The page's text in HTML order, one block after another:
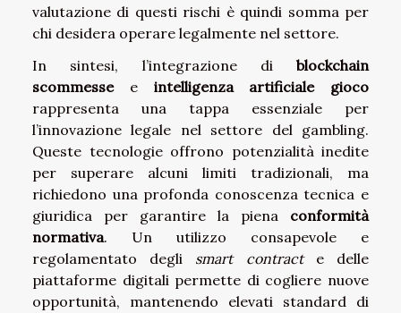
valutazione di questi rischi è quindi somma per
chi desidera operare legalmente nel settore.
In sintesi, l’integrazione di blockchain
scommessee intelligenza artificiale gioco
rappresenta una tappa essenziale per
l’innovazione legale nel settore del gambling.
Queste tecnologie offrono potenzialità inedite
per superare alcuni limiti tradizionali, ma
richiedono una profonda conoscenza tecnica e
giuridica per garantire la piena conformità
normativa. Un utilizzo consapevole e
regolamentato degli smart contracte delle
piattaforme digitali permette di cogliere nuove
opportunità, mantenendo elevati standard di